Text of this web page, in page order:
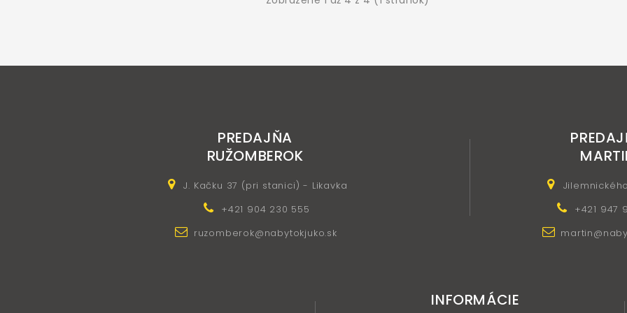
PREDAJŇA
RUŽOMBEROK
J. Kačku 37 (pri stanici) - Likavka
+421 904 230 555
ruzomberok@nabytokjuko.sk
+421 947
INFORMÁCIE